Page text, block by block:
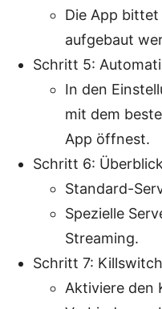
Die App bittet
aufgebaut
Schritt 5:
In den
mit dem
App öffnest.
Schritt 6:
Standard-
Spezielle
Streaming.
Schritt 7:
Aktiviere den